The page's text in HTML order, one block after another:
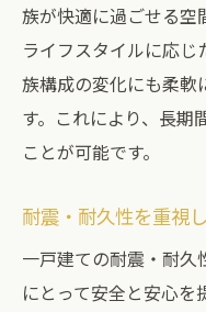
族が快適に過ごせる空
ライフスタイルに応
族構成の変化にも柔軟
す。これにより、長期
ことが可能です。
耐震・耐久性を重視
一戸建ての耐震・耐久
にとって安全と安心を